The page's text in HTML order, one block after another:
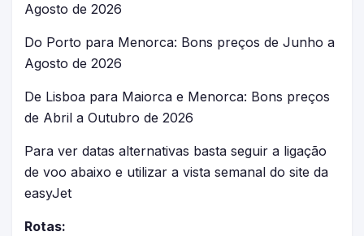
Agosto de 2026
Do Porto para Menorca: Bons preços de Junho a
Agosto de 2026
De Lisboa para Maiorca e Menorca: Bons preços
de Abril a Outubro de 2026
Para ver datas alternativas basta seguir a ligação
de voo abaixo e utilizar a vista semanal do site da
easyJet
Rotas: